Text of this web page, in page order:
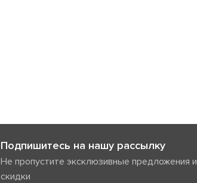
Подпишитесь на нашу рассылку
Не пропустите эксклюзивные предложения и
скидки